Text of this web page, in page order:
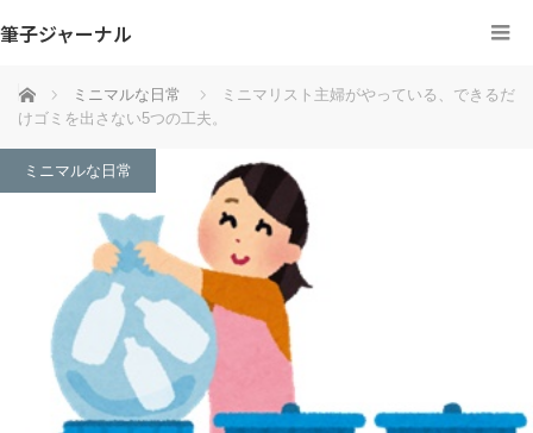
筆子ジャーナル
ホーム ミニマルな日常
ミニマリスト主婦がやっている、できるだ
けゴミを出さない5つの工夫。
ミニマルな日常